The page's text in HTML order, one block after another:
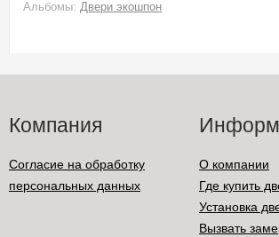
Альбомы: Двери экошпон
Компания
Согласие на обработку
персональных данных
О компании
Где купить
Установка
Вызвать